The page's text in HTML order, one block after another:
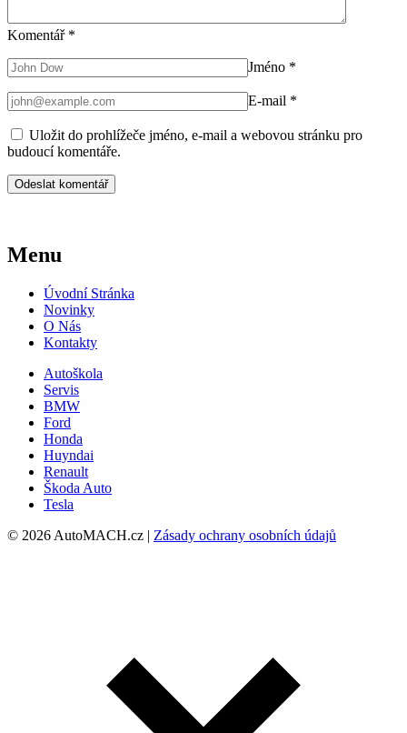
Komentář *
Jméno *
E-mail *
Uložit do prohlížeče jméno, e-mail a webovou stránku pro
budoucí komentáře.
Menu
Úvodní Stránka
Novinky
O Nás
Kontakty
Autoškola
Servis
BMW
Ford
Honda
Huyndai
Renault
Škoda Auto
Tesla
© 2026 AutoMACH.cz | Zásady ochrany osobních údajů